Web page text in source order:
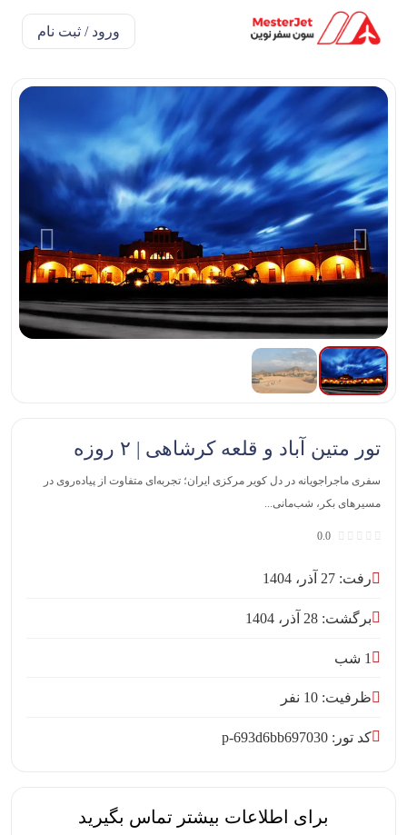
ورود / ثبت نام
تور متین آباد و قلعه کرشاهی | ۲ روزه
سفری ماجراجویانه در دل کویر مرکزی ایران؛ تجربه‌ای متفاوت از پیاده‌روی در
مسیرهای بکر، شب‌مانی...
0.0
رفت: 27 آذر، 1404
برگشت: 28 آذر، 1404
1 شب
ظرفیت: 10 نفر
کد تور: p-693d6bb697030
برای اطلاعات بیشتر تماس بگیرید